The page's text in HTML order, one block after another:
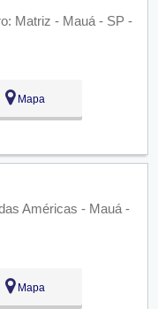
Matriz - Mauá - SP -
Mapa
Américas - Mauá -
Mapa